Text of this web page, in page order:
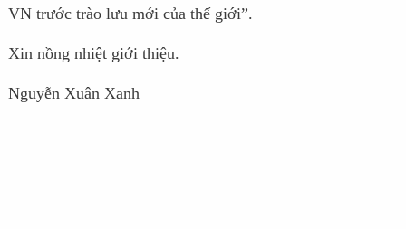
VN trước trào lưu mới của thế giới”.
Xin nồng nhiệt giới thiệu.
Nguyễn Xuân Xanh